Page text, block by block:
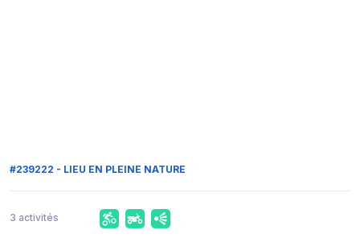
#239222 - LIEU EN PLEINE NATURE
3 activités